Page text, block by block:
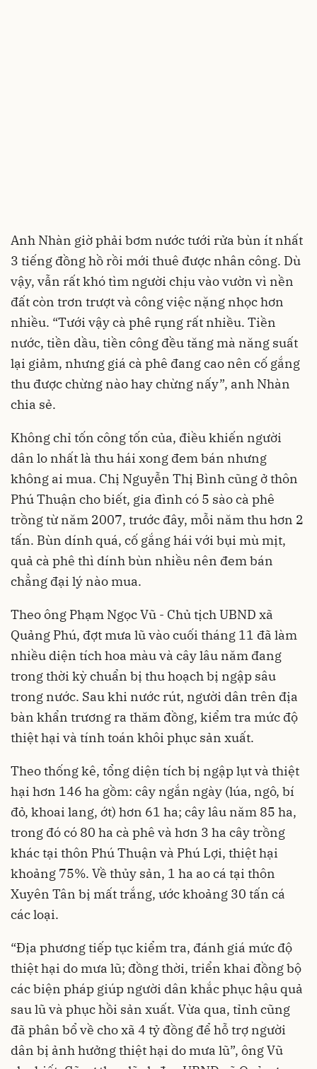
Anh Nhàn giờ phải bơm nước tưới rửa bùn ít nhất
3 tiếng đồng hồ rồi mới thuê được nhân công. Dù
vậy, vẫn rất khó tìm người chịu vào vườn vì nền
đất còn trơn trượt và công việc nặng nhọc hơn
nhiều. “Tưới vậy cà phê rụng rất nhiều. Tiền
nước, tiền dầu, tiền công đều tăng mà năng suất
lại giảm, nhưng giá cà phê đang cao nên cố gắng
thu được chừng nào hay chừng nấy”, anh Nhàn
chia sẻ.
Không chỉ tốn công tốn của, điều khiến người
dân lo nhất là thu hái xong đem bán nhưng
không ai mua. Chị Nguyễn Thị Bình cũng ở thôn
Phú Thuận cho biết, gia đình có 5 sào cà phê
trồng từ năm 2007, trước đây, mỗi năm thu hơn 2
tấn. Bùn dính quá, cố gắng hái với bụi mù mịt,
quả cà phê thì dính bùn nhiều nên đem bán
chẳng đại lý nào mua.
Theo ông Phạm Ngọc Vũ - Chủ tịch UBND xã
Quảng Phú, đợt mưa lũ vào cuối tháng 11 đã làm
nhiều diện tích hoa màu và cây lâu năm đang
trong thời kỳ chuẩn bị thu hoạch bị ngập sâu
trong nước. Sau khi nước rút, người dân trên địa
bàn khẩn trương ra thăm đồng, kiểm tra mức độ
thiệt hại và tính toán khôi phục sản xuất.
Theo thống kê, tổng diện tích bị ngập lụt và thiệt
hại hơn 146 ha gồm: cây ngắn ngày (lúa, ngô, bí
đỏ, khoai lang, ớt) hơn 61 ha; cây lâu năm 85 ha,
trong đó có 80 ha cà phê và hơn 3 ha cây trồng
khác tại thôn Phú Thuận và Phú Lợi, thiệt hại
khoảng 75%. Về thủy sản, 1 ha ao cá tại thôn
Xuyên Tân bị mất trắng, ước khoảng 30 tấn cá
các loại.
“Địa phương tiếp tục kiểm tra, đánh giá mức độ
thiệt hại do mưa lũ; đồng thời, triển khai đồng bộ
các biện pháp giúp người dân khắc phục hậu quả
sau lũ và phục hồi sản xuất. Vừa qua, tỉnh cũng
đã phân bổ về cho xã 4 tỷ đồng để hỗ trợ người
dân bị ảnh hưởng thiệt hại do mưa lũ”, ông Vũ